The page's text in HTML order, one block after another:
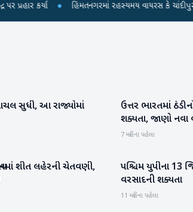
કર્યા ● હિંમતનગરમાં રહસ્યમય વાયરસ કે ચાંદીપુરા? 6
સુધી, આ રાજ્યોમાં
હવામાન
ઉત્તર ભારતમાં
શક્યતા, જાણો નવા
7 મહિના પહેલા
શીત લહેરની ચેતવણી,
રાષ્ટ્રીય
પશ્ચિમ યુપીના 13
વરસાદની શક્યતા
11 મહિના પહેલા